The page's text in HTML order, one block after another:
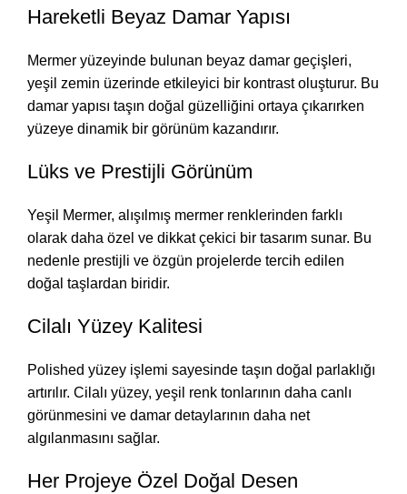
Hareketli Beyaz Damar Yapısı
Mermer yüzeyinde bulunan beyaz damar geçişleri,
yeşil zemin üzerinde etkileyici bir kontrast oluşturur. Bu
damar yapısı taşın doğal güzelliğini ortaya çıkarırken
yüzeye dinamik bir görünüm kazandırır.
Lüks ve Prestijli Görünüm
Yeşil Mermer, alışılmış mermer renklerinden farklı
olarak daha özel ve dikkat çekici bir tasarım sunar. Bu
nedenle prestijli ve özgün projelerde tercih edilen
doğal taşlardan biridir.
Cilalı Yüzey Kalitesi
Polished yüzey işlemi sayesinde taşın doğal parlaklığı
artırılır. Cilalı yüzey, yeşil renk tonlarının daha canlı
görünmesini ve damar detaylarının daha net
algılanmasını sağlar.
Her Projeye Özel Doğal Desen